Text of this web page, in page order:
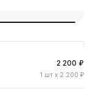
2 200 ₽
1 шт x 2 200 ₽